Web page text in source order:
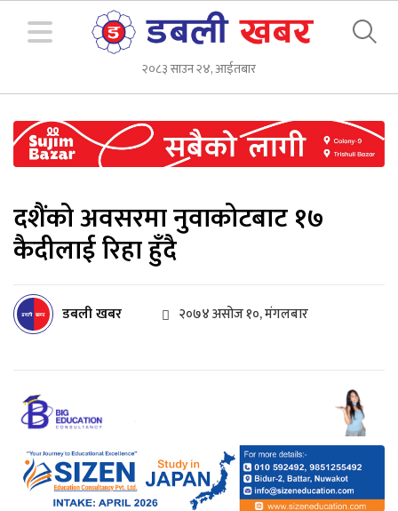
२०८३ साउन २४, आईतबार
दशैंको अवसरमा नुवाकोटबाट १७
कैदीलाई रिहा हुँदै
डबली खबर २०७४ असोज १०, मंगलबार